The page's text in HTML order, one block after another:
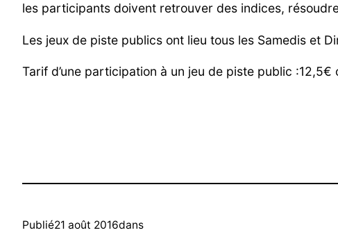
les participants doivent retrouver des indices,
Les jeux de piste publics ont lieu tous les Samedis et
Tarif d’une participation à un jeu de piste public
Publié21 août 2016dans